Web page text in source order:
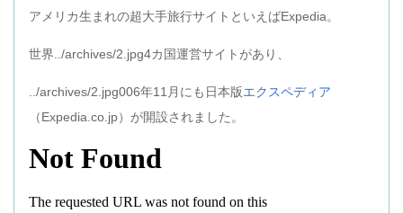
アメリカ生まれの超大手旅行サイトといえばExpedia。
世界../archives/2.jpg4カ国運営サイトがあり、
../archives/2.jpg006年11月にも日本版エクスペディア
（Expedia.co.jp）が開設されました。